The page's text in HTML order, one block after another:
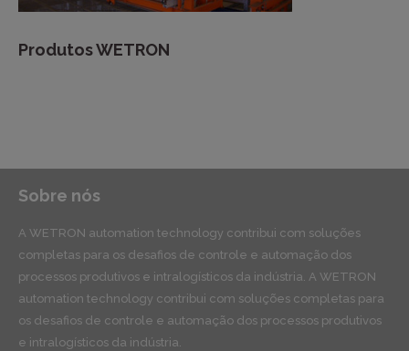
Produtos WETRON
Sobre nós
A WETRON automation technology contribui com soluções
completas para os desafios de controle e automação dos
processos produtivos e intralogísticos da indústria. A WETRON
automation technology contribui com soluções completas para
os desafios de controle e automação dos processos produtivos
e intralogísticos da indústria.